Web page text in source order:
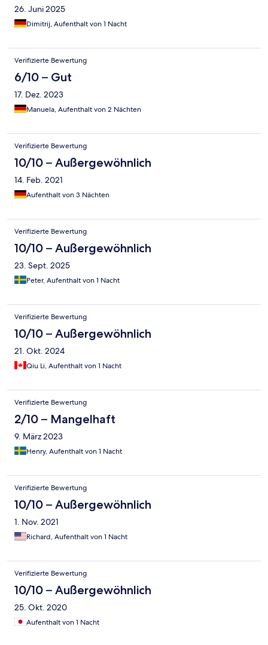
26. Juni 2025
Dimitrij, Aufenthalt von 1 Nacht
Verifizierte Bewertung
6/10 – Gut
17. Dez. 2023
Manuela, Aufenthalt von 2 Nächten
Verifizierte Bewertung
10/10 – Außergewöhnlich
14. Feb. 2021
Aufenthalt von 3 Nächten
Verifizierte Bewertung
10/10 – Außergewöhnlich
23. Sept. 2025
Peter, Aufenthalt von 1 Nacht
Verifizierte Bewertung
10/10 – Außergewöhnlich
21. Okt. 2024
Qiu Li, Aufenthalt von 1 Nacht
Verifizierte Bewertung
2/10 – Mangelhaft
9. März 2023
Henry, Aufenthalt von 1 Nacht
Verifizierte Bewertung
10/10 – Außergewöhnlich
1. Nov. 2021
Richard, Aufenthalt von 1 Nacht
Verifizierte Bewertung
10/10 – Außergewöhnlich
25. Okt. 2020
Aufenthalt von 1 Nacht